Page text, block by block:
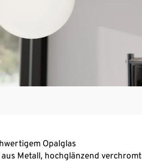
Opalglas
Metall, hochglänzend verchromt